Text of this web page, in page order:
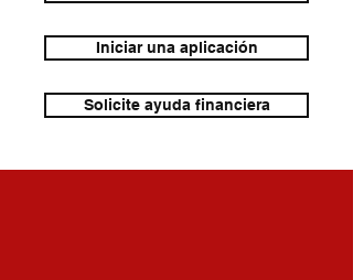
Iniciar una aplicación
Solicite ayuda financiera